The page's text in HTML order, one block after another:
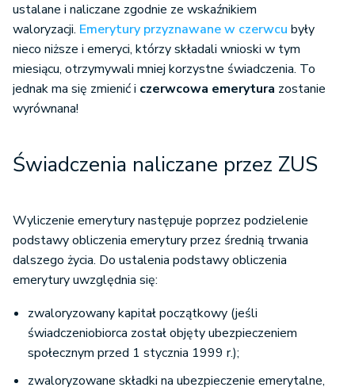
ustalane i naliczane zgodnie ze wskaźnikiem
waloryzacji. Emerytury przyznawane w czerwcu były
nieco niższe i emeryci, którzy składali wnioski w tym
miesiącu, otrzymywali mniej korzystne świadczenia. To
jednak ma się zmienić i czerwcowa emerytura zostanie
wyrównana!
Świadczenia naliczane przez ZUS
Wyliczenie emerytury następuje poprzez podzielenie
podstawy obliczenia emerytury przez średnią trwania
dalszego życia. Do ustalenia podstawy obliczenia
emerytury uwzględnia się:
zwaloryzowany kapitał początkowy (jeśli
świadczeniobiorca został objęty ubezpieczeniem
społecznym przed 1 stycznia 1999 r.);
zwaloryzowane składki na ubezpieczenie emerytalne,